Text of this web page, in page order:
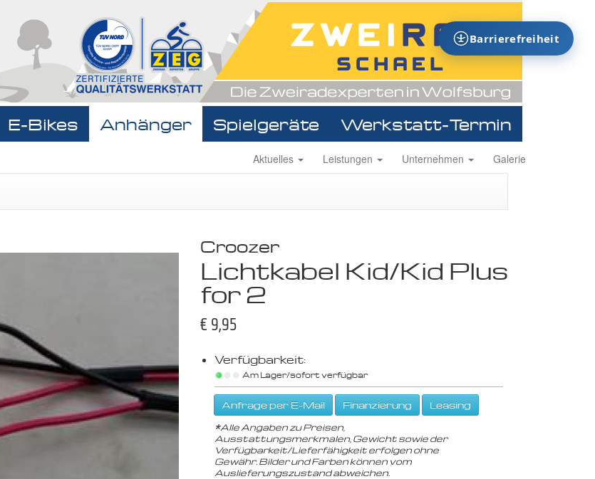
E-Bikes Anhänger Spielgeräte Werkstatt-Termin
Navigation
Aktuelles Leistungen Unternehmen
Galerie
Croozer
Lichtkabel Kid/Kid Plus
for 2
€ 9,95
Verfügbarkeit:
Am Lager/sofort verfügbar
Anfrage per E-Mail Finanzierung Leasing
*Alle Angaben zu Preisen,
Ausstattungsmerkmalen, Gewicht sowie der
Verfügbarkeit/Lieferfähigkeit erfolgen ohne
Gewähr. Bilder und Farben können vom
Auslieferungszustand abweichen.
Barrierefreiheit